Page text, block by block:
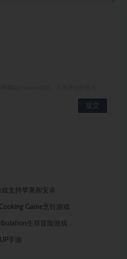
支持苹果和安卓
Game烹饪游戏
生存冒险游戏
手游